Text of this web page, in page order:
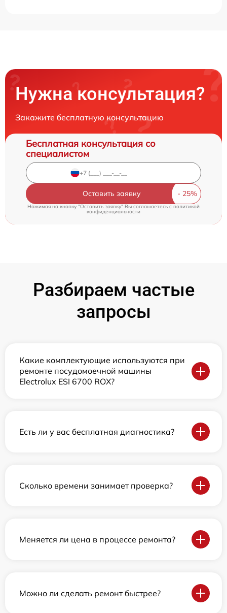
Нужна консультация?
Закажите бесплатную консультацию
Бесплатная консультация со
специалистом
Оставить заявку
Нажимая на кнопку "Оставить заявку" Вы соглашаетесь c политикой
конфиденциальности
Разбираем частые
запросы
Какие комплектующие используются при
ремонте посудомоечной машины
Electrolux ESI 6700 ROX?
Есть ли у вас бесплатная диагностика?
Сколько времени занимает проверка?
Меняется ли цена в процессе ремонта?
Можно ли сделать ремонт быстрее?